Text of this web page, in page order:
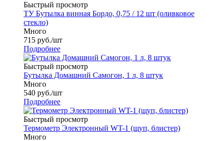
Быстрый просмотр
ТУ Бутылка винная Бордо, 0,75 / 12 шт (оливковое
стекло)
Много
715 руб./шт
Подробнее
Быстрый просмотр
Бутылка Домашний Самогон, 1 л, 8 штук
Много
540 руб./шт
Подробнее
Быстрый просмотр
Термометр Электронный WT-1 (щуп, блистер)
Много